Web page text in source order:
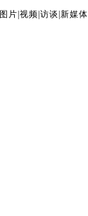
图片 视频 访谈 新媒体